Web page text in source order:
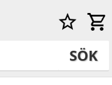
SÖK